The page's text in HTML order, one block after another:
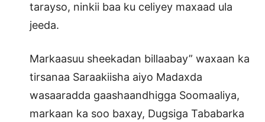
tarayso, ninkii baa ku celiyey maxaad ula
jeeda.
Markaasuu sheekadan billaabay” waxaan ka
tirsanaa Saraakiisha aiyo Madaxda
wasaaradda gaashaandhigga Soomaaliya,
markaan ka soo baxay, Dugsiga Tababarka